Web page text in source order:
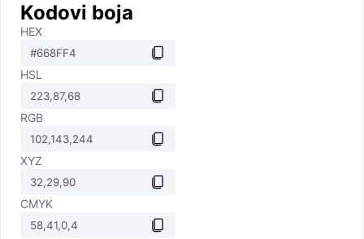
Kodovi boja
HEX
HSL
RGB
XYZ
CMYK